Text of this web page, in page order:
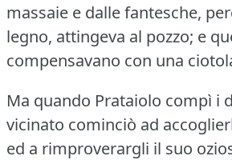
massaie e dalle fantesche,
legno, attingeva al pozzo; e
compensavano con una
Ma quando Prataiolo compì i
vicinato cominciò ad
ed a rimproverargli il suo